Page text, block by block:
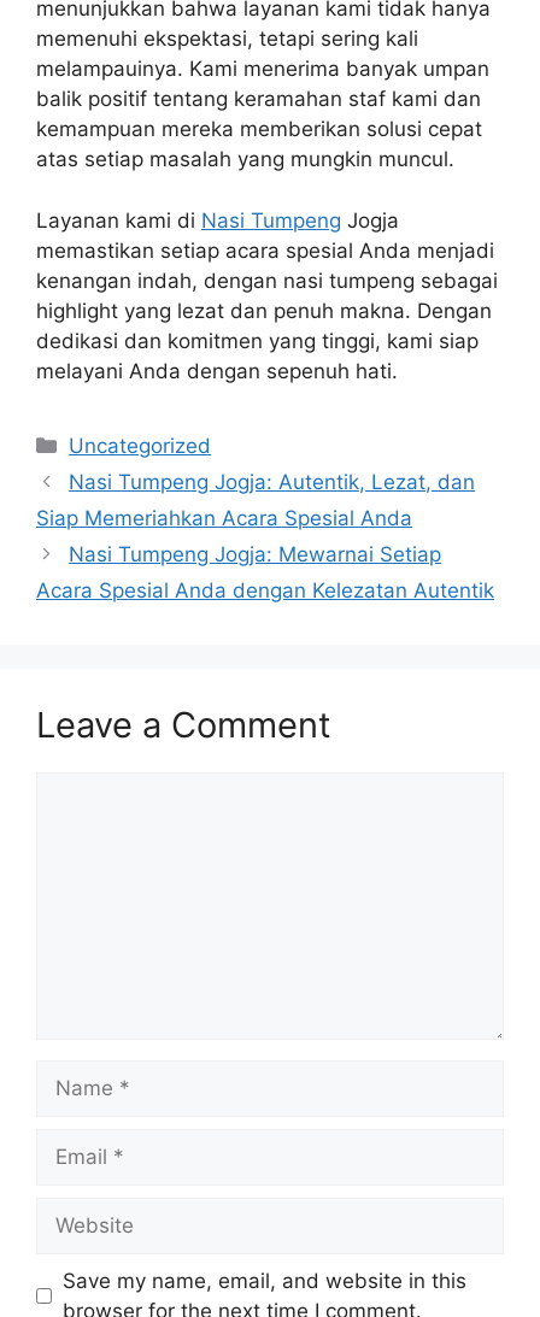
menunjukkan bahwa layanan kami tidak hanya
memenuhi ekspektasi, tetapi sering kali
melampauinya. Kami menerima banyak umpan
balik positif tentang keramahan staf kami dan
kemampuan mereka memberikan solusi cepat
atas setiap masalah yang mungkin muncul.
Layanan kami di Nasi Tumpeng Jogja
memastikan setiap acara spesial Anda menjadi
kenangan indah, dengan nasi tumpeng sebagai
highlight yang lezat dan penuh makna. Dengan
dedikasi dan komitmen yang tinggi, kami siap
melayani Anda dengan sepenuh hati.
Categories
Uncategorized
Nasi Tumpeng Jogja: Autentik, Lezat, dan
Siap Memeriahkan Acara Spesial Anda
Nasi Tumpeng Jogja: Mewarnai Setiap
Acara Spesial Anda dengan Kelezatan Autentik
Leave a Comment
Save my name, email, and website in this
browser for the next time I comment.